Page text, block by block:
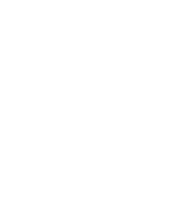
bao gồm các thành phần
Quartzit và Silicat khác.